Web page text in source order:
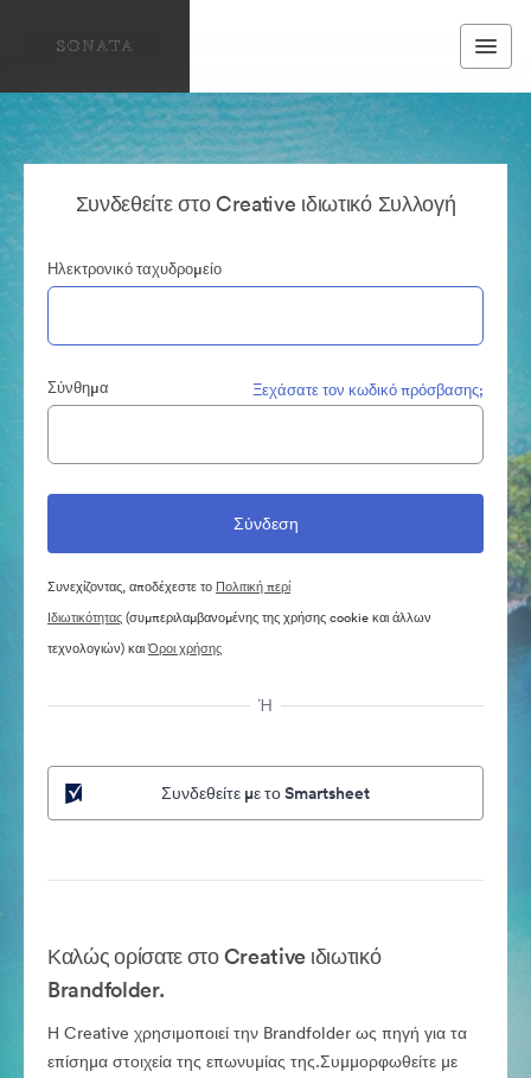
Συνδεθείτε στο Creative ιδιωτικό Συλλογή
Ηλεκτρονικό ταχυδρομείο
Σύνθημα Ξεχάσατε τον κωδικό πρόσβασης;
Συνεχίζοντας, αποδέχεστε το Πολιτική περί
Ιδιωτικότητας(συμπεριλαμβανομένης της χρήσης cookie και άλλων
τεχνολογιών) καιΌροι χρήσης
Ή
Συνδεθείτε με το Smartsheet
Καλώς ορίσατε στο Creative ιδιωτικό
Brandfolder.
Η Creative χρησιμοποιεί την Brandfolder ως πηγή για τα
επίσημα στοιχεία της επωνυμίας της.Συμμορφωθείτε με